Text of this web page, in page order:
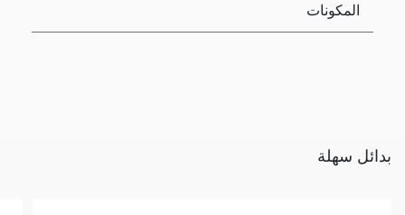
المكونات
بدائل سهلة